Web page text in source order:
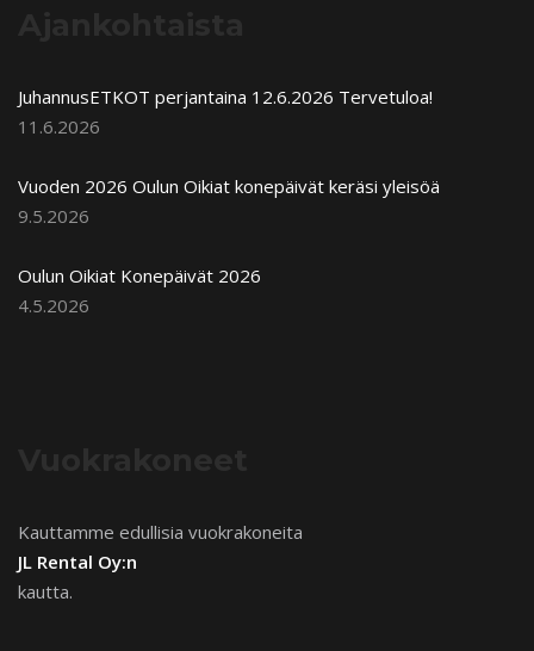
JuhannusETKOT perjantaina 12.6.2026 Tervetuloa!
11.6.2026
Vuoden 2026 Oulun Oikiat konepäivät keräsi yleisöä
9.5.2026
Oulun Oikiat Konepäivät 2026
4.5.2026
Kauttamme edullisia vuokrakoneita
JL Rental Oy:n
kautta.